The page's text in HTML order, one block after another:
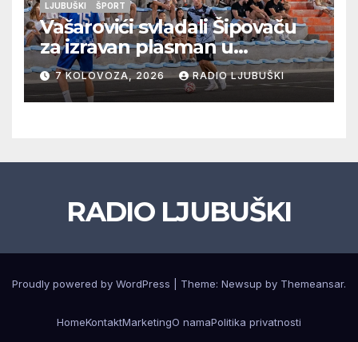
LJUBUŠKI ŠPORT
Vašarovići svladali Šipovaču
za izravan plasman u
četvrtfinale, Grab izborio
prolazak dalje, Klobuk ispao,
večeras počinje četvrtfinale
7 KOLOVOZA, 2026 RADIO LJUBUŠKI
RADIO LJUBUŠKI
Proudly powered by WordPress Theme: Newsup by Themeansar.
HomeKontaktMarketingO namaPolitika privatnosti